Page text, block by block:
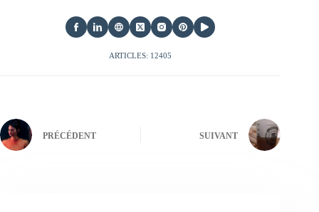
ARTICLES: 12405
PRÉCÉDENT SUIVANT